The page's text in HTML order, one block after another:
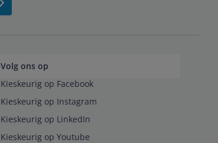
Volg ons op
Kieskeurig op Facebook
Kieskeurig op Instagram
Kieskeurig op LinkedIn
Kieskeurig op Youtube